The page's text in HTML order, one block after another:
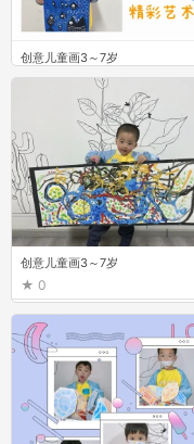
创意儿童画3～7岁
0
创意儿童画3～7岁
0